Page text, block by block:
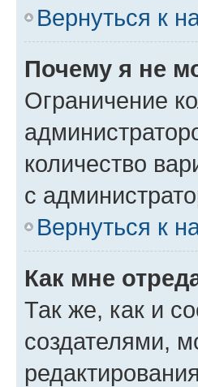
Вернуться к
Почему я не
Ограничение
количество
с
Вернуться к
Как мне
Так же, как и
создателями,